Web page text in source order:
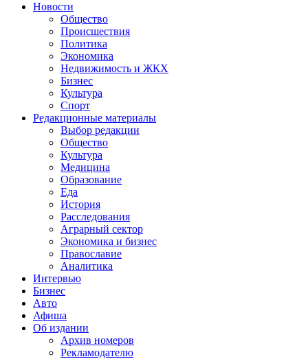
Новости
Общество
Происшествия
Политика
Экономика
Недвижимость и ЖКХ
Бизнес
Культура
Спорт
Редакционные материалы
Выбор редакции
Общество
Культура
Медицина
Образование
Еда
История
Расследования
Аграрный сектор
Экономика и бизнес
Православие
Аналитика
Интервью
Бизнес
Авто
Афиша
Об издании
Архив номеров
Рекламодателю